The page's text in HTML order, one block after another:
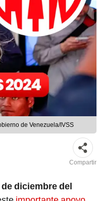
de Venezuela/IVSS
Compartir
diciembre del